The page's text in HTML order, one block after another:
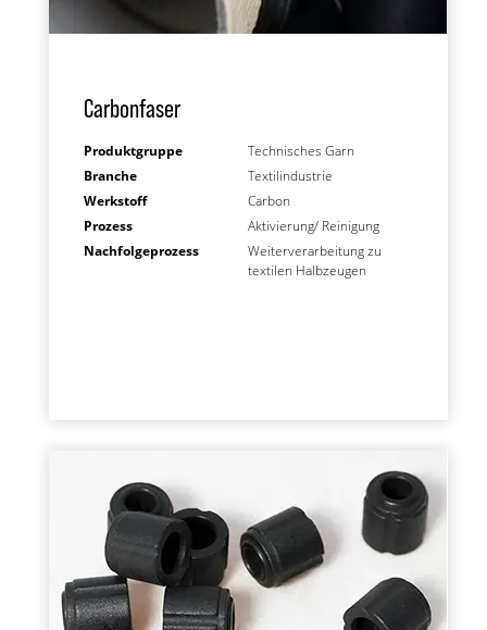
Carbonfaser
Produktgruppe
Technisches Garn
Branche
Textilindustrie
Werkstoff
Carbon
Prozess
Aktivierung/ Reinigung
Nachfolgeprozess
Weiterverarbeitung zu
textilen Halbzeugen